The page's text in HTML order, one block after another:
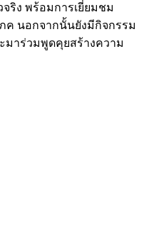
ริง พร้อมการเยี่ยมชม
ค นอกจากนั้นยังมีกิจกรรม
มาร่วมพูดคุยสร้างความ